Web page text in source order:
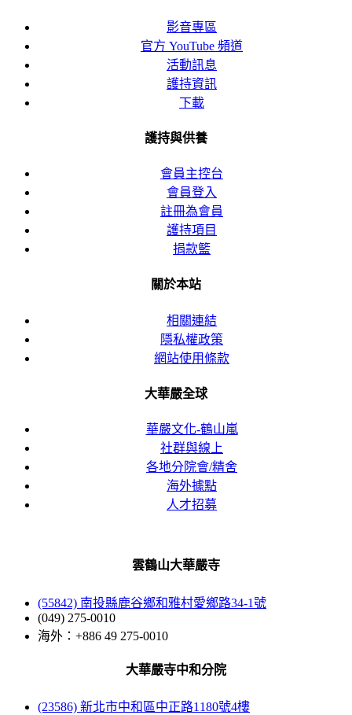
影音專區
官方 YouTube 頻道
活動訊息
護持資訊
下載
護持與供養
會員主控台
會員登入
註冊為會員
護持項目
捐款籃
關於本站
相關連結
隱私權政策
網站使用條款
大華嚴全球
華嚴文化-鶴山嵐
社群與線上
各地分院會/精舍
海外據點
人才招募
雲鶴山大華嚴寺
(55842) 南投縣鹿谷鄉和雅村愛鄉路34-1號
(049) 275-0010
海外：+886 49 275-0010
大華嚴寺中和分院
(23586) 新北市中和區中正路1180號4樓